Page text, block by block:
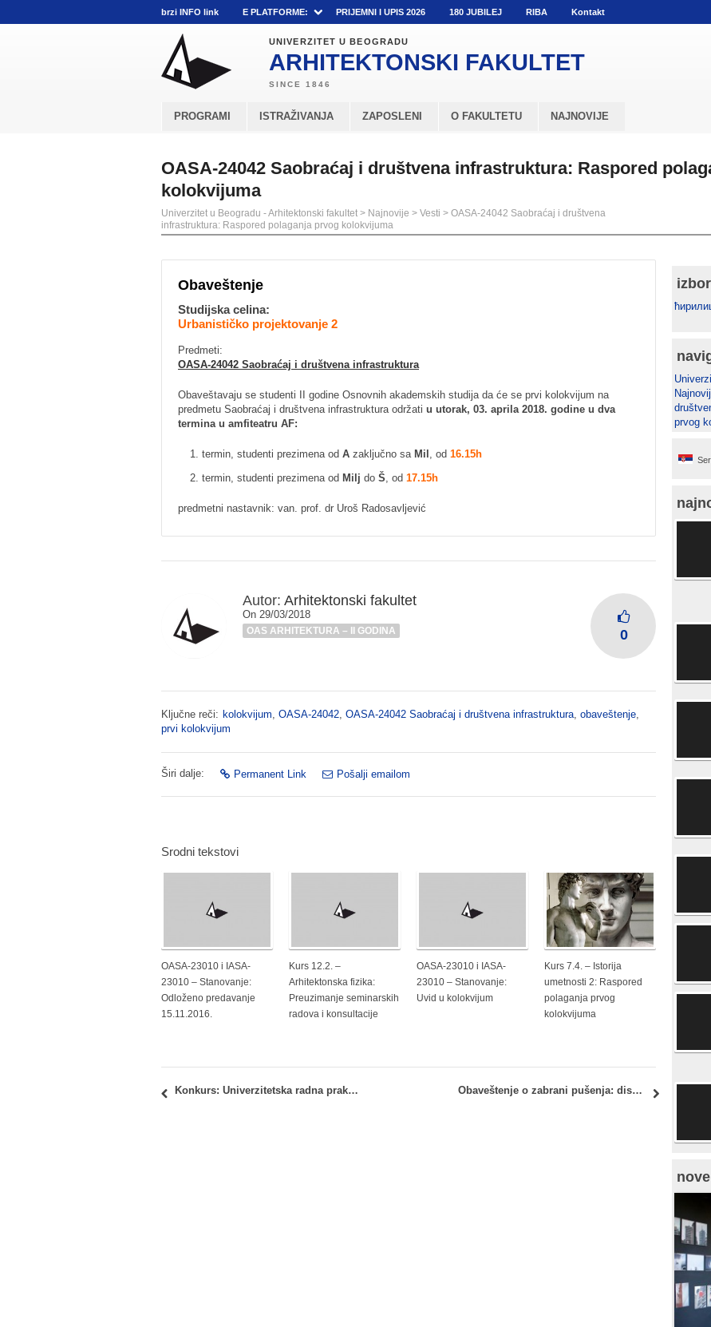
brzi INFO link E PLATFORME: PRIJEMNI I UPIS 2026 180 JUBILEJ RIBA Kontakt
UNIVERZITET U BEOGRADU
ARHITEKTONSKI FAKULTET
PROGRAMI ISTRAŽIVANJA ZAPOSLENI O FAKULTETU NAJNOVIJE
OASA-24042 Saobraćaj i društvena infrastruktura: Raspored
kolokvijuma
Univerzitet u Beogradu - Arhitektonski fakultet > Najnovije > Vesti > OASA-24042 Saobraćaj i društvena
infrastruktura: Raspored polaganja prvog kolokvijuma
Obaveštenje
Studijska celina:
Urbanističko projektovanje 2
Predmeti:
OASA-24042 Saobraćaj i društvena infrastruktura
Obaveštavaju se studenti II godine Osnovnih akademskih studija da će se prvi kolokvijum na
predmetu Saobraćaj i društvena infrastruktura održati u utorak, 03. aprila 2018. godine u dva
termina u amfiteatru AF:
termin, studenti prezimena od A zaključno sa Mil , od 16.15h
termin, studenti prezimena od Milj do Š, od 17.15h
predmetni nastavnik: van. prof. dr Uroš Radosavljević
Autor: Arhitektonski fakultet
On 29/03/2018
OAS ARHITEKTURA – II GODINA 0
Ključne reči: kolokvijum, OASA-24042, OASA-24042 Saobraćaj i društvena infrastruktura, obaveštenje,
prvi kolokvijum
Širi dalje: Permanent Link Pošalji emailom
Srodni tekstovi
OASA-23010 i IASA-
23010 – Stanovanje:
Odloženo predavanje
15.11.2016.
Kurs 12.2. –
Arhitektonska fizika:
Preuzimanje seminarskih
radova i konsultacije
OASA-23010 i IASA-
23010 – Stanovanje:
Uvid u kolokvijum
Kurs 7.4. – Istorija
umetnosti 2: Raspored
polaganja prvog
kolokvijuma
Konkurs: Univerzitetska radna praksa – BG PRAKSA 2018 Obaveštenje o zabrani pušenja: disciplinska odgovornost studenata
prvog